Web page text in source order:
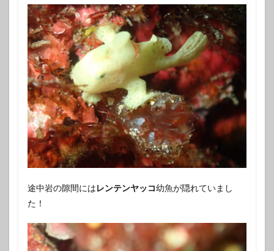
途中岩の隙間にはレンテンヤッコ幼魚が隠れていまし
た！